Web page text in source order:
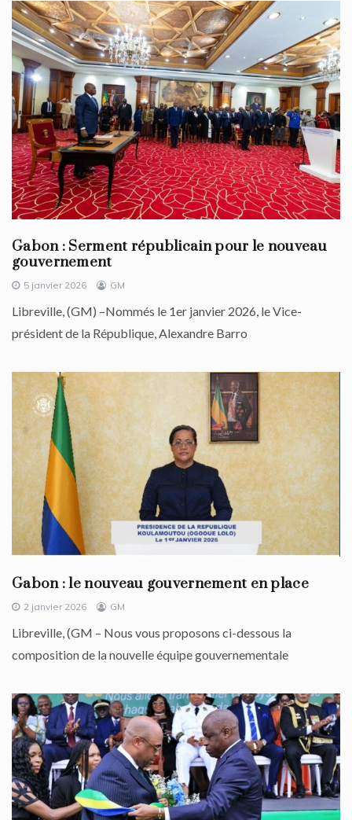
Gabon : Serment républicain pour le nouveau
gouvernement
5 janvier 2026 GM
Libreville, (GM) –Nommés le 1er janvier 2026, le Vice-
président de la République, Alexandre Barro
Gabon : le nouveau gouvernement en place
2 janvier 2026 GM
Libreville, (GM – Nous vous proposons ci-dessous la
composition de la nouvelle équipe gouvernementale